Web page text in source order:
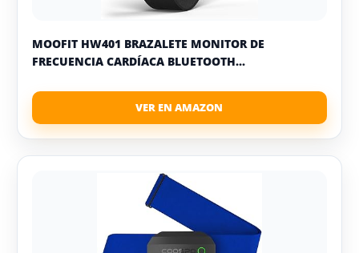
MOOFIT HW401 BRAZALETE MONITOR DE
FRECUENCIA CARDÍACA BLUETOOTH...